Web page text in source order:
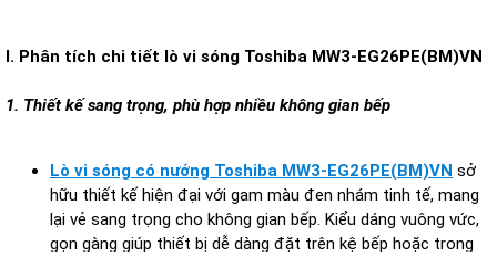
I. Phân tích chi tiết lò vi sóng Toshiba MW3-EG26PE(BM)VN
1. Thiết kế sang trọng, phù hợp nhiều không gian bếp
Lò vi sóng có nướng Toshiba MW3-EG26PE(BM)VN sở
hữu thiết kế hiện đại với gam màu đen nhám tinh tế, mang
lại vẻ sang trọng cho không gian bếp. Kiểu dáng vuông vức,
gọn gàng giúp thiết bị dễ dàng đặt trên kệ bếp hoặc trong